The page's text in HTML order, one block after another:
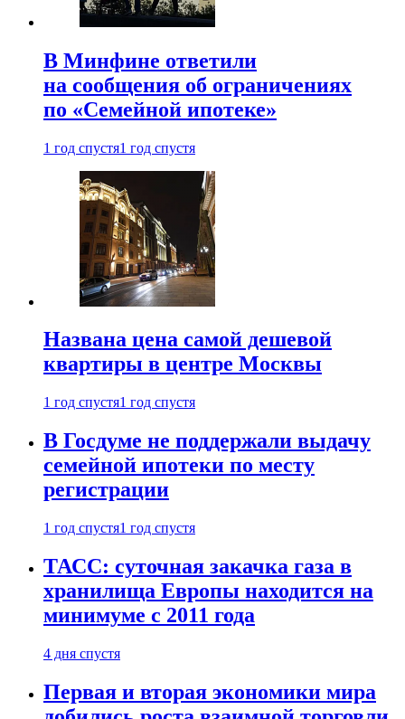
В Минфине ответили
на сообщения об ограничениях
по «Семейной ипотеке»
1 год спустя1 год спустя
Названа цена самой дешевой
квартиры в центре Москвы
1 год спустя1 год спустя
В Госдуме не поддержали выдачу
семейной ипотеки по месту
регистрации
1 год спустя1 год спустя
ТАСС: суточная закачка газа в
хранилища Европы находится на
минимуме с 2011 года
4 дня спустя
Первая и вторая экономики мира